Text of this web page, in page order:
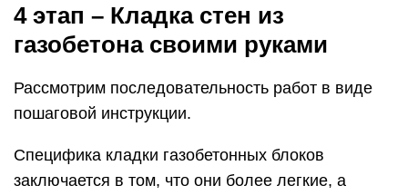
4 этап – Кладка стен из
газобетона своими руками
Рассмотрим последовательность работ в виде
пошаговой инструкции.
Специфика кладки газобетонных блоков
заключается в том, что они более легкие, а